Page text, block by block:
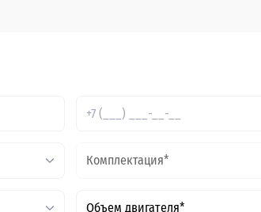
Комплектация*
Объем двигателя*